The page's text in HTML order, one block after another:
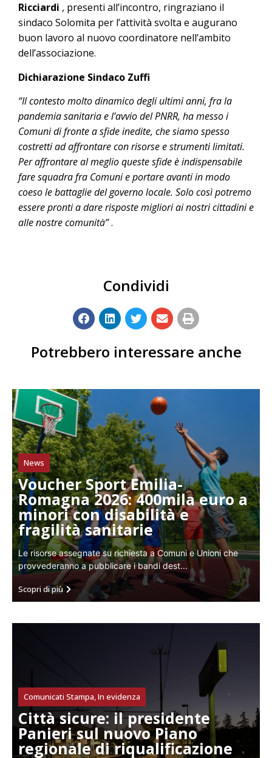
Ricciardi , presenti all’incontro, ringraziano il
sindaco Solomita per l’attività svolta e augurano
buon lavoro al nuovo coordinatore nell’ambito
dell’associazione.
Dichiarazione Sindaco Zuffi
“Il contesto molto dinamico degli ultimi anni, fra la
pandemia sanitaria e l’avvio del PNRR, ha messo i
Comuni di fronte a sfide inedite, che siamo spesso
costretti ad affrontare con risorse e strumenti limitati.
Per affrontare al meglio queste sfide è indispensabile
fare squadra fra Comuni e portare avanti in modo
coeso le battaglie del governo locale. Solo così potremo
essere pronti a dare risposte migliori ai nostri cittadini e
alle nostre comunità”.
Condividi
Potrebbero interessare anche
News
Voucher Sport Emilia-
Romagna 2026: 400mila euro a
minori con disabilità e
fragilità sanitarie
Le risorse assegnate su richiesta a Comuni e Unioni che
provvederanno a pubblicare i bandi dest...
Scopri di più
Comunicati Stampa,In evidenza
Città sicure: il presidente
Panieri sul nuovo Piano
regionale di riqualificazione